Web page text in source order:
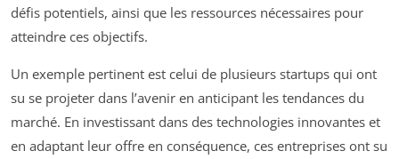
défis potentiels, ainsi que les ressources nécessaires pour
atteindre ces objectifs.
Un exemple pertinent est celui de plusieurs startups qui ont
su se projeter dans l’avenir en anticipant les tendances du
marché. En investissant dans des technologies innovantes et
en adaptant leur offre en conséquence, ces entreprises ont su